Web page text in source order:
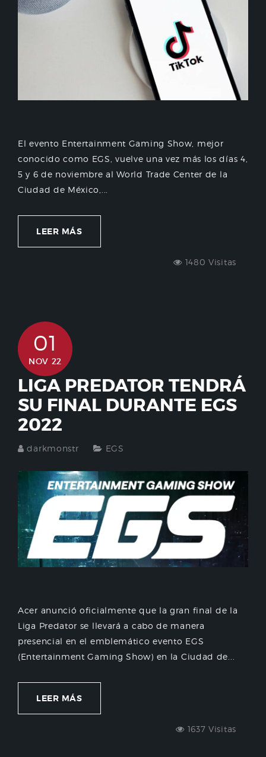
El evento Entertainment Gaming Show, mejor
conocido como EGS, vuelve una vez más los días 4,
5 y 6 de noviembre al World Trade Center de la
Ciudad de México,...
LEER MÁS
1480 Visitas
01
NOV 22
LIGA PREDATOR TENDRÁ
SU FINAL DURANTE EGS
2022
darkmonstr EGS
Acer anunció oficialmente que la gran final de la
Liga Predator se llevará a cabo de manera
presencial en el emblemático evento EGS
(Entertainment Gaming Show) en la Ciudad de...
LEER MÁS
1637 Visitas